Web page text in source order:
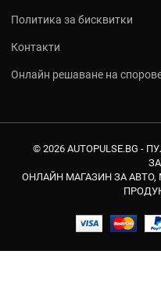
Политика за бисквитки
Контакти
Онлайн решаване на
© 2026 AUTOPULSE.BG -
ОНЛАЙН МАГАЗИН ЗА